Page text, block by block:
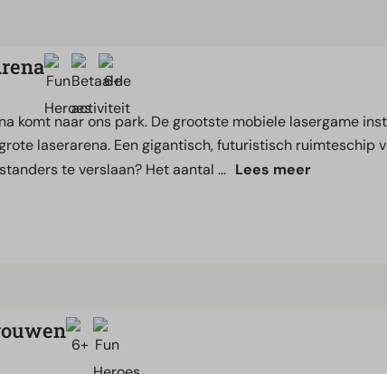
komt naar ons park. De grootste mobiele lasergame
laserarena. Een gigantisch, futuristisch ruimteschip
te verslaan? Het aantal ... Lees meer